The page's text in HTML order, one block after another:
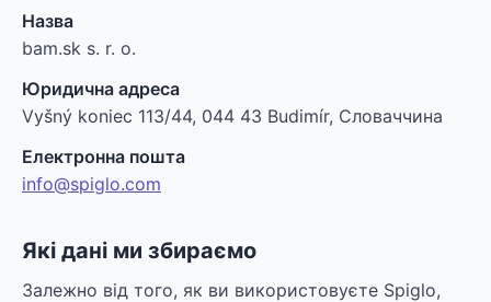
Назва
bam.sk s. r. o.
Юридична адреса
Vyšný koniec 113/44, 044 43 Budimír, Словаччина
Електронна пошта
info@spiglo.com
Які дані ми збираємо
Залежно від того, як ви використовуєте Spiglo,